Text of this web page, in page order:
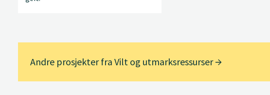
Andre prosjekter fra Vilt og utmarksressurser